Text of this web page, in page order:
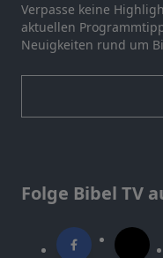
Verpasse keine
aktuellen
Neuigkeiten rund um
Folge Bibel TV